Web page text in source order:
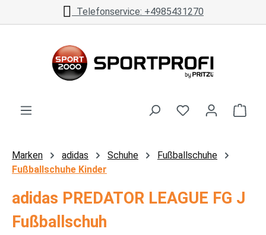
Zum Hauptinhalt springenTelefonservice: +4985431270
Marken adidas Schuhe
Fußballschuhe
Fußballschuhe Kinder
adidas PREDATOR LEAGUE FG J
Fußballschuh